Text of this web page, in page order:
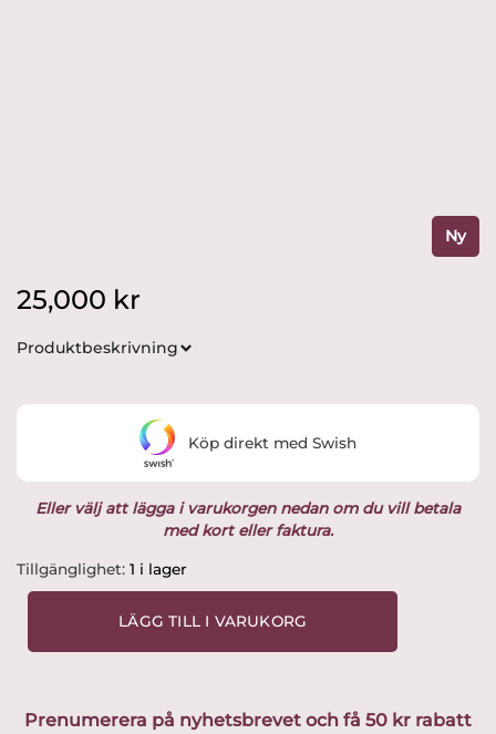
Ny
25,000 kr
Produktbeskrivning
Eller välj att lägga i varukorgen nedan om du vill betala
med kort eller faktura.
Tillgänglighet: 1 i lager
Målerås
Ed
Mats
LÄGG TILL I VARUKORG
Köp direkt med Swish
Prenumerera på nyhetsbrevet och få 50 kr rabatt